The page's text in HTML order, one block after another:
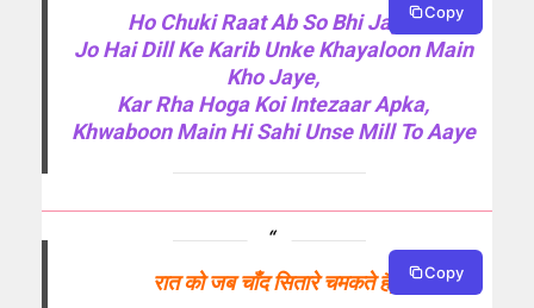
Ho Chuki Raat Ab So Bhi Jaye,
Jo Hai Dill Ke Karib Unke Khayaloon Main
Kho Jaye,
Kar Rha Hoga Koi Intezaar Apka,
Khwaboon Main Hi Sahi Unse Mill To Aaye
Copy
रात को जब चाँद सितारे चमकते हैं,
Copy